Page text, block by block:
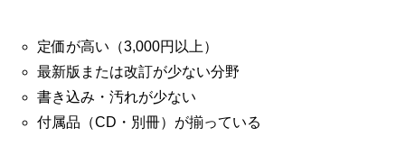
定価が高い（3,000円以上）
最新版または改訂が少ない分野
書き込み・汚れが少ない
付属品（CD・別冊）が揃っている